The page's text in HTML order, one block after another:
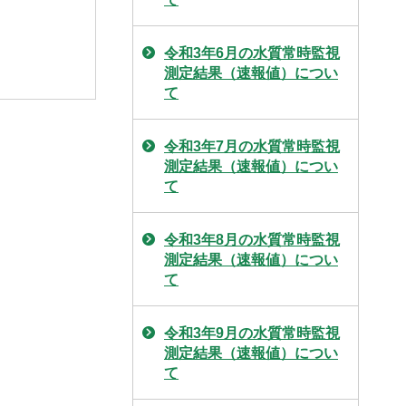
令和3年6月の水質常時監視
測定結果（速報値）につい
て
令和3年7月の水質常時監視
測定結果（速報値）につい
て
令和3年8月の水質常時監視
測定結果（速報値）につい
て
令和3年9月の水質常時監視
測定結果（速報値）につい
て